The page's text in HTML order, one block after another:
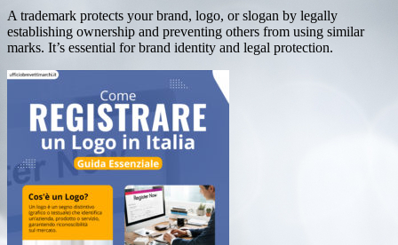
A trademark protects your brand, logo, or slogan by legally
establishing ownership and preventing others from using similar
marks. It’s essential for brand identity and legal protection.